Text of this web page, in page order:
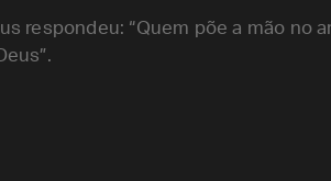
respondeu: “Quem põe a mão no